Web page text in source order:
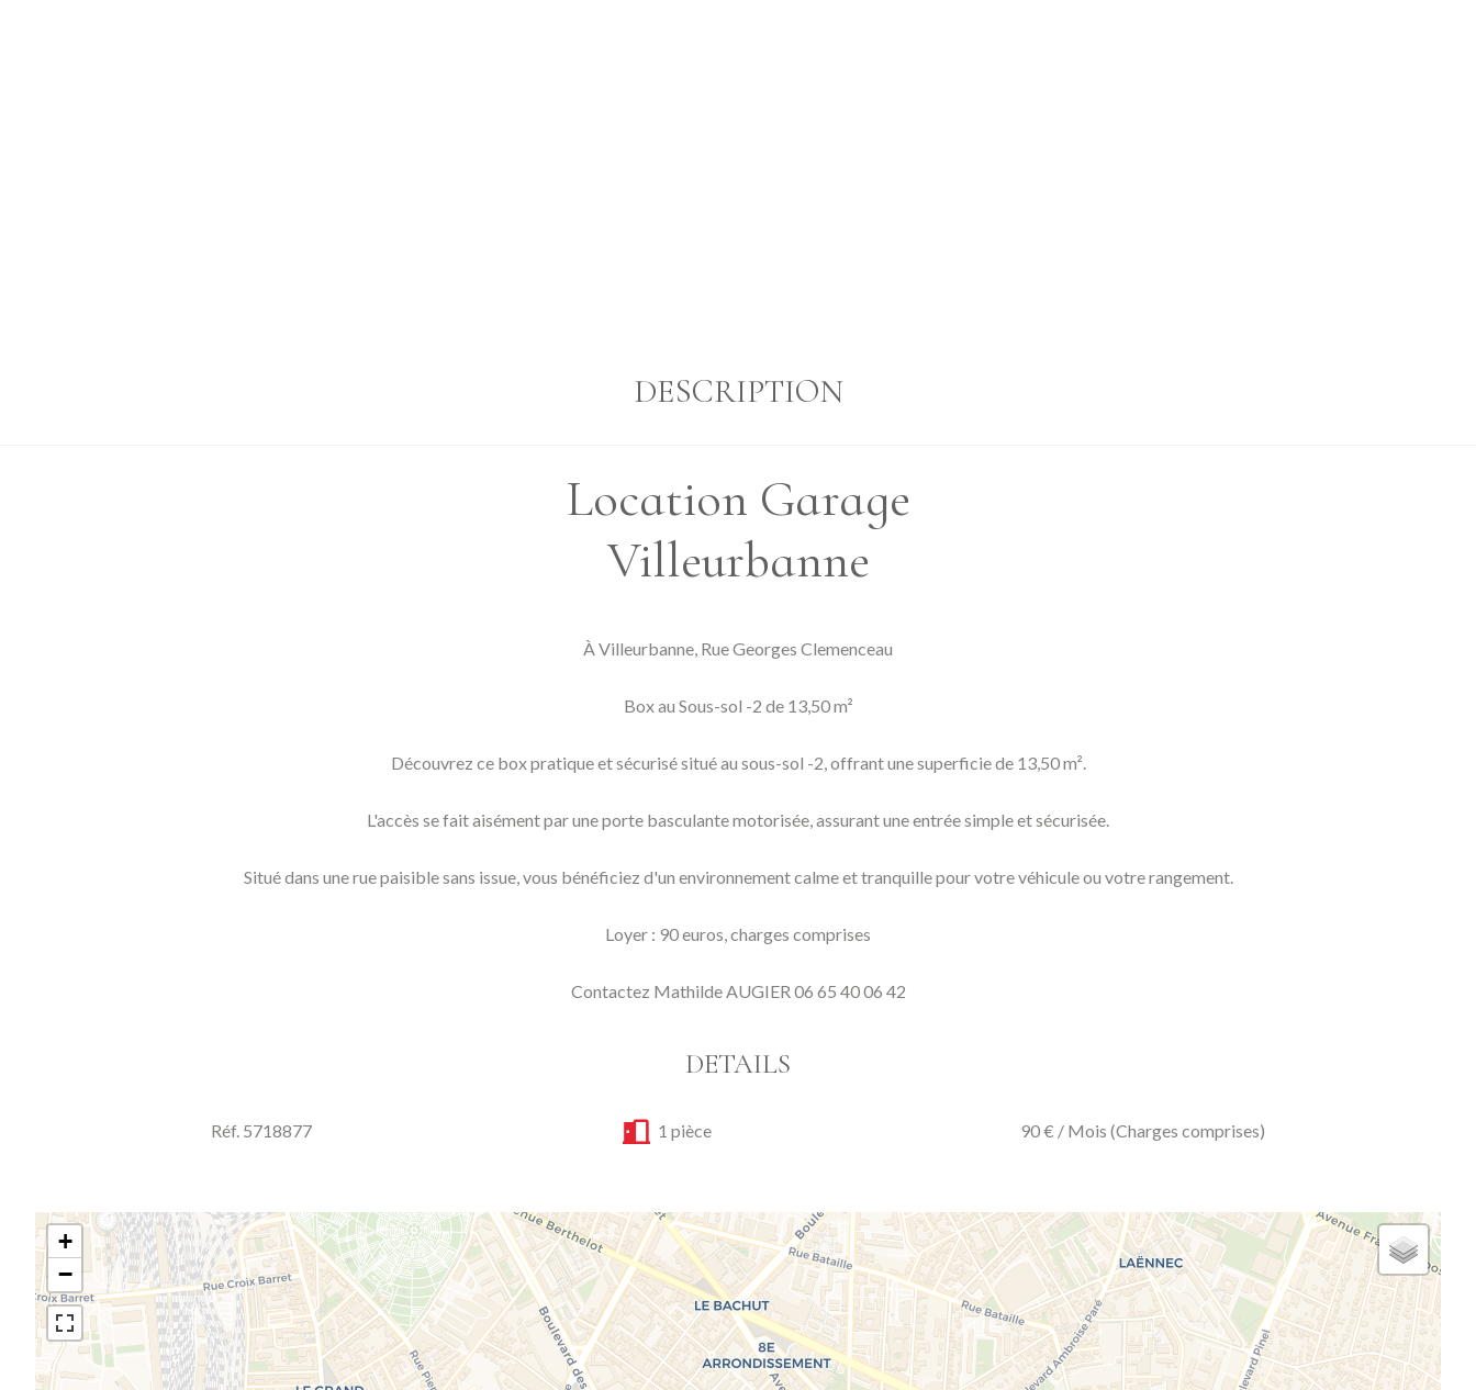
DESCRIPTION
Location Garage
Villeurbanne
À Villeurbanne, Rue Georges Clemenceau
Box au Sous-sol -2 de 13,50 m²
Découvrez ce box pratique et sécurisé situé au sous-sol -2, offrant une superficie de 13,50 m².
L'accès se fait aisément par une porte basculante motorisée, assurant une entrée simple et sécurisée.
Situé dans une rue paisible sans issue, vous bénéficiez d'un environnement calme et tranquille pour votre véhicule ou votre rangement.
Loyer : 90 euros, charges comprises
Contactez Mathilde AUGIER 06 65 40 06 42
DETAILS
Réf. 5718877 1 pièce 90 € / Mois (Charges comprises)
+
−